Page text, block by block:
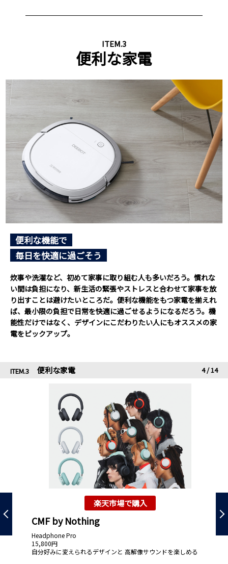
ITEM.3
便利な家電
便利な機能で
毎日を快適に過ごそう
炊事や洗濯など、初めて家事に取り組む人も多いだろう。慣れな
い間は負担になり、新生活の緊張やストレスと合わせて家事を放
り出すことは避けたいところだ。便利な機能をもつ家電を揃えれ
ば、最小限の負担で日常を快適に過ごせるようになるだろう。機
能性だけではなく、デザインにこだわりたい人にもオススメの家
電をピックアップ。
ITEM.3 便利な家電 4/14
楽天市場で購入
CMF by Nothing
Headphone Pro
15,800円
自分好みに変えられるデザインと 高解像サウンドを楽しめる